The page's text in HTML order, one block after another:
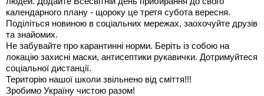
календарного плану - щороку це третя субота вересня.
Поділіться новиною в соціальних мережах, заохочуйте друзів
та знайомих.
Не забувайте про карантинні норми. Беріть із собою на
локацію захисні маски, антисептики рукавички. Дотримуйтеся
соціальної дистанції.
Територію нашої школи звільнено від сміття!!!
Зробимо Україну чистою разом!